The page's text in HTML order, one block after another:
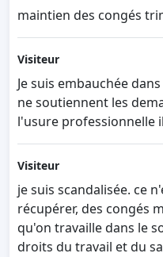
maintien des congés
Visiteur
Je suis embauchée
ne soutiennent les
l'usure professionnelle
Visiteur
je suis scandalisée. ce
récupérer, des congés
qu'on travaille dans le
droits du travail et du